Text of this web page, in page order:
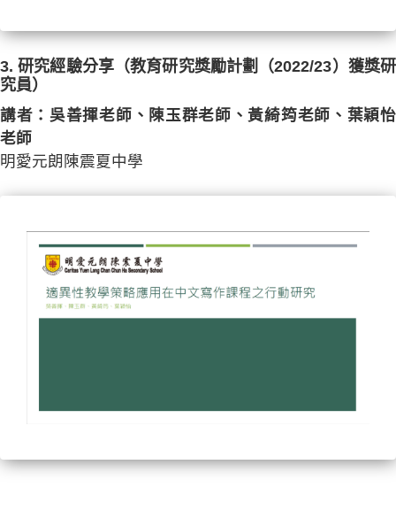
3. 研究經驗分享（教育研究獎勵計劃（2022/23）獲獎研
究員）
講者：吳善揮老師、陳玉群老師、黃綺筠老師、葉穎怡
老師
明愛元朗陳震夏中學